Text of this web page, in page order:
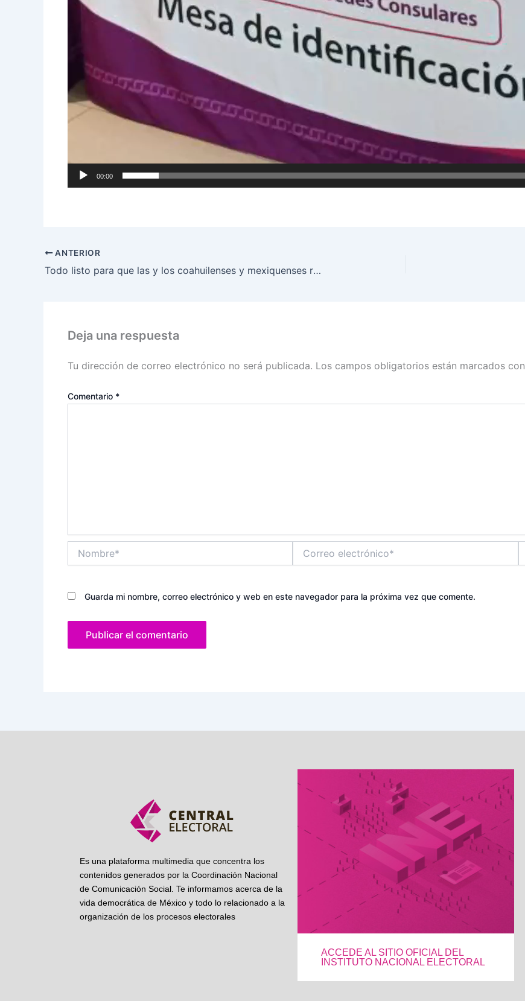
00:00
ANTERIOR
Todo listo para que las y los coahuilenses y mexiquenses residentes en el extranjero voten de manera presencial en las Elecciones 2023
Deja una respuesta
Tu dirección de correo electrónico no será publicada. Los campos obligatorios están marcados con
Comentario *
electrónico*
Guarda mi nombre, correo electrónico y web en este navegador para la próxima vez que comente.
Es una plataforma multimedia que concentra los
contenidos generados por la Coordinación Nacional
de Comunicación Social. Te informamos acerca de la
vida democrática de México y todo lo relacionado a la
organización de los procesos electorales
ACCEDE AL SITIO OFICIAL DEL
INSTITUTO NACIONAL ELECTORAL